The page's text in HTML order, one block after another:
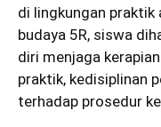
di lingkungan
budaya 5R, siswa
diri menjaga
praktik, kedisiplinan
terhadap prosedur